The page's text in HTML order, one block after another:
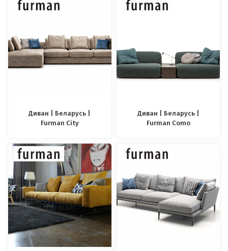
Диван | Беларусь |
Furman City
Диван | Беларусь |
Furman Como